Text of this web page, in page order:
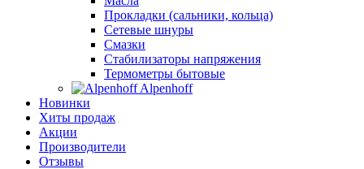
Прокладки (сальники, кольца)
Сетевые шнуры
Смазки
Стабилизаторы напряжения
Термометры бытовые
Alpenhoff
Новинки
Хиты продаж
Акции
Производители
Отзывы